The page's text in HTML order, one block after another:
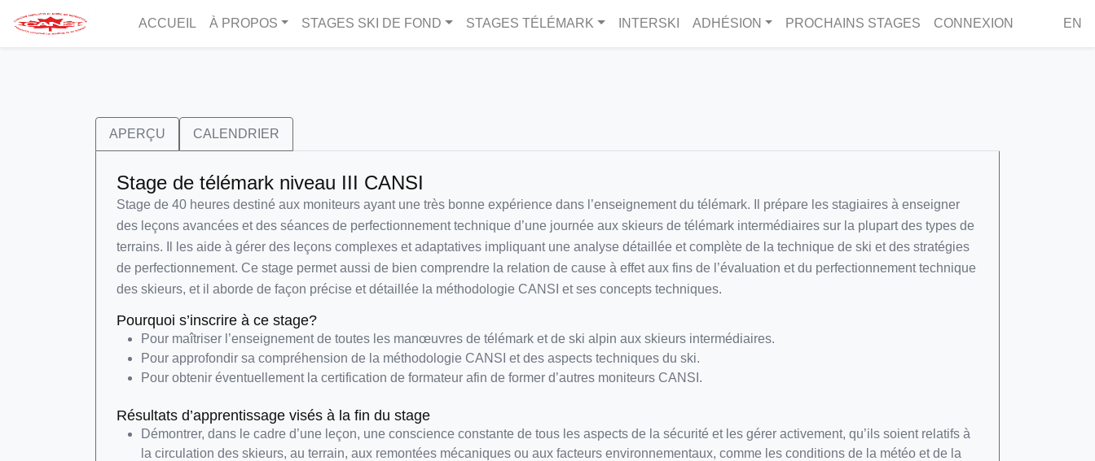
ACCUEIL À PROPOS STAGES SKI DE FOND STAGES TÉLÉMARK INTERSKI ADHÉSION PROCHAINS STAGES CONNEXION EN
APERÇU CALENDRIER
Stage de télémark niveau III CANSI
Stage de 40 heures destiné aux moniteurs ayant une très bonne expérience dans l’enseignement du télémark. Il prépare les stagiaires à enseigner
des leçons avancées et des séances de perfectionnement technique d’une journée aux skieurs de télémark intermédiaires sur la plupart des types de
terrains. Il les aide à gérer des leçons complexes et adaptatives impliquant une analyse détaillée et complète de la technique de ski et des stratégies
de perfectionnement. Ce stage permet aussi de bien comprendre la relation de cause à effet aux fins de l’évaluation et du perfectionnement technique
des skieurs, et il aborde de façon précise et détaillée la méthodologie CANSI et ses concepts techniques.
Pourquoi s’inscrire à ce stage?
Pour maîtriser l’enseignement de toutes les manœuvres de télémark et de ski alpin aux skieurs intermédiaires.
Pour approfondir sa compréhension de la méthodologie CANSI et des aspects techniques du ski.
Pour obtenir éventuellement la certification de formateur afin de former d’autres moniteurs CANSI.
Résultats d’apprentissage visés à la fin du stage
Démontrer, dans le cadre d’une leçon, une conscience constante de tous les aspects de la sécurité et les gérer activement, qu’ils soient relatifs à
la circulation des skieurs, au terrain, aux remontées mécaniques ou aux facteurs environnementaux, comme les conditions de la météo et de la